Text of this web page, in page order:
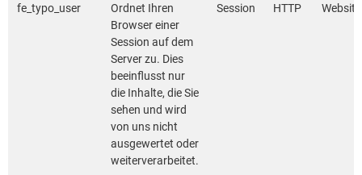
Ablauf eines Contracting-Projekts
fe_typo_user
Ordnet Ihren
Browser einer
Session auf dem
Server zu. Dies
beeinflusst nur
die Inhalte, die Sie
sehen und wird
von uns nicht
ausgewertet oder
weiterverarbeitet.
Session HTTP Website